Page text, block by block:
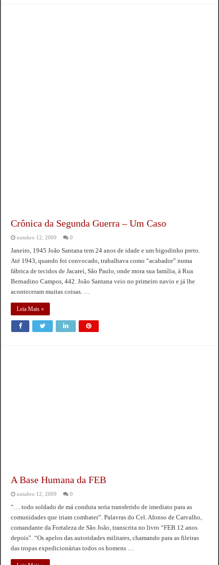
Crônica da Segunda Guerra – Um Caso
outubro 12, 2009 0
Janeiro, 1945 João Santana tem 24 anos de idade e um bigodinho preto.
Até 1943, quando foi convocado, trabalhava como “acabador” numa
fábrica de tecidos de Jacareí, São Paulo, onde mora sua família, à Rua
Bernadino Campos, 442. João Santana veio no primeiro navio e já lhe
aconteceram muitas coisas. …
Leia Mais »
A Base Humana da FEB
outubro 12, 2009 0
“… todo soldado de má conduta seria transferido de imediato para as
comunidades que iriam combater”. Palavras do Cel. Afonso de Carvalho,
comandante da Fortaleza de São João, transcrita no livro “FEB 12 anos
depois”. “Os apelos das autoridades militares, chamando para as fileiras
das tropas expedicionárias todos os homens …